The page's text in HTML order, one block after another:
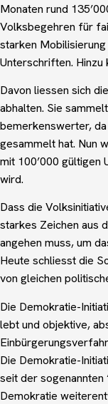
Monaten rund
Volksbegehren für
starken
Unterschriften.
Davon liessen sich
abhalten. Sie
bemerkenswerter,
gesammelt hat. Nun
mit 100’000 gültigen
wird.
Dass die
starkes Zeichen aus
angehen muss, um
Heute schliesst die
von gleichen
Die Demokratie-
lebt und objektive,
Die Demokratie-
seit der sogenannten
Demokratie